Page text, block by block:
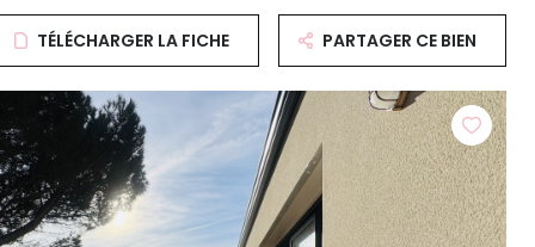
TÉLÉCHARGER LA FICHE PARTAGER CE BIEN